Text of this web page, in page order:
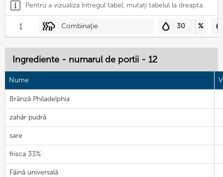
Pentru a vizualiza întregul tabel, mutați tabelul la dreapta.
1 Combinaţie 30 %
Ingrediente - numarul de portii - 12
Nume
Brânză Philadelphia
zahăr pudră
sare
frisca 33%
Făină universală